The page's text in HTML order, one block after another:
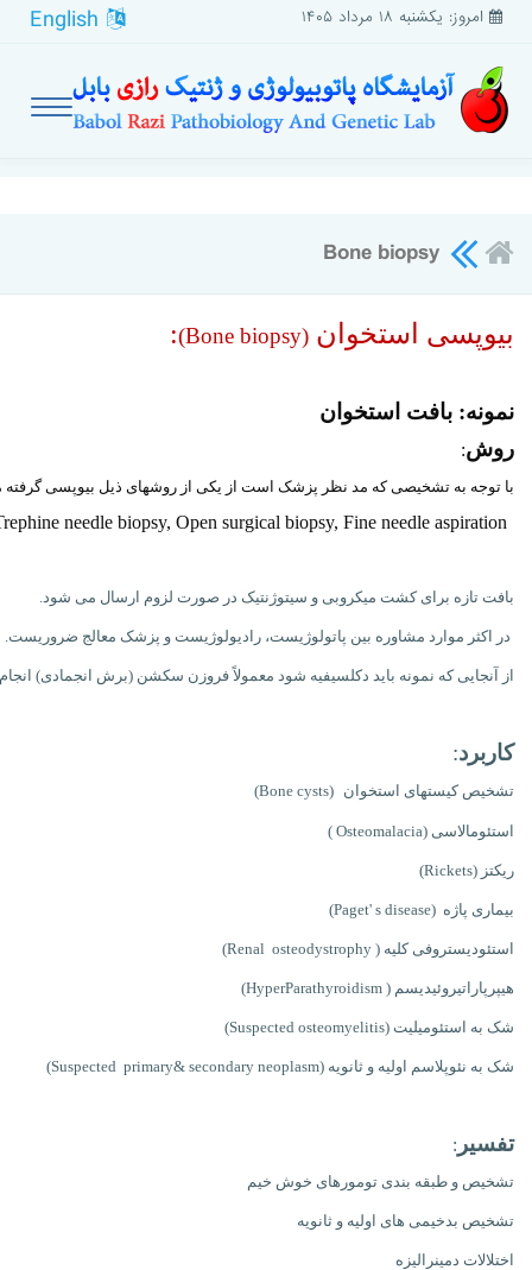
امروز: یکشنبه ۱۸ مرداد ۱۴۰۵
Bone biopsy
بیوپسی استخوان (
Bone biopsy
)
:
نمونه: بافت استخوان
روش:
با توجه به تشخیصی که مد نظر پزشک است از یکی از روشهای ذیل بیوپسی
needle biopsy, Open surgical biopsy, Fine needle aspiration
بافت تازه برای کشت میکروبی و سیتوژنتیک در صورت لزوم ارسال می شود.
در اکثر موارد مشاوره بین پاتولوژیست، رادیولوژیست و پزشک معالج ضروریست.
از آنجایی که نمونه باید دکلسیفیه شود معمولاً فروزن سکشن (برش انجمادی)
کاربرد:
تشخیص کیستهای استخوان (Bone cysts)
استئومالاسی Osteomalacia)
)
ریکتز Rickets)
)
بیماری پاژه Paget' s disease)
)
استئودیستروفی کلیه )
Renal osteodystrophy
)
هیپرپاراتیروئیدیسم )
HyperParathyroidism
)
شک به استئومیلیت (Suspected osteomyelitis)
شک به نئوپلاسم اولیه و ثانویه (Suspected primary& secondary neoplasm)
تفسیر :
تشخیص و طبقه بندی تومورهای خوش خیم
تشخیص بدخیمی های اولیه و ثانویه
اختلالات دمینرالیزه